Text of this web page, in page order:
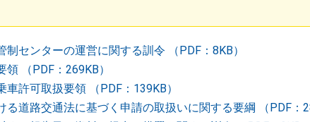
制センターの運営に関する訓令 （PDF：8KB）
（PDF：269KB）
許可取扱要領 （PDF：139KB）
る道路交通法に基づく申請の取扱いに関する要綱 （PDF：